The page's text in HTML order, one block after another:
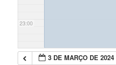
23:00
3 DE MARÇO DE 2024